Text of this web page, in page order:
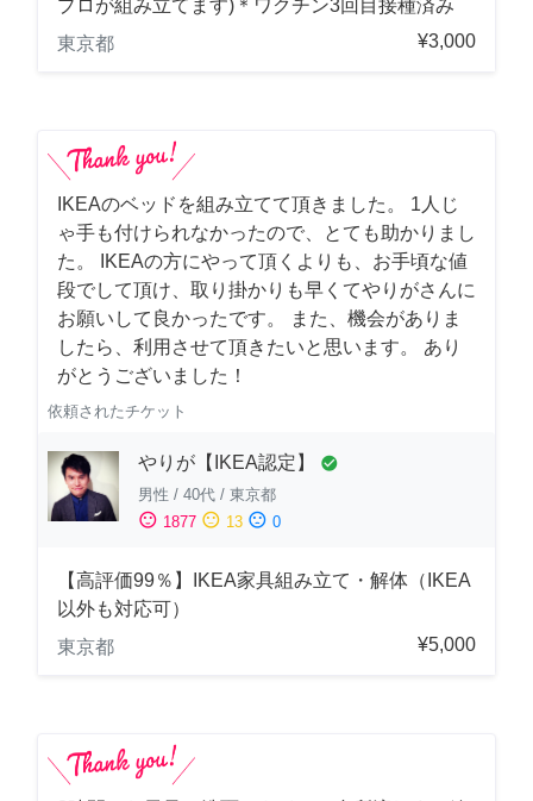
プロが組み立てます)＊ワクチン3回目接種済み
東京都
¥3,000
IKEAのベッドを組み立てて頂きました。 1人じ
ゃ手も付けられなかったので、とても助かりまし
た。 IKEAの方にやって頂くよりも、お手頃な値
段でして頂け、取り掛かりも早くてやりがさんに
お願いして良かったです。 また、機会がありま
したら、利用させて頂きたいと思います。 あり
がとうございました！
依頼されたチケット
やりが【IKEA認定】 check_circle
男性 / 40代 / 東京都
sentiment_satisfied 1877 sentiment_neutral 13 sentiment_dissatisfied 0
【高評価99％】IKEA家具組み立て・解体（IKEA
以外も対応可）
東京都
¥5,000